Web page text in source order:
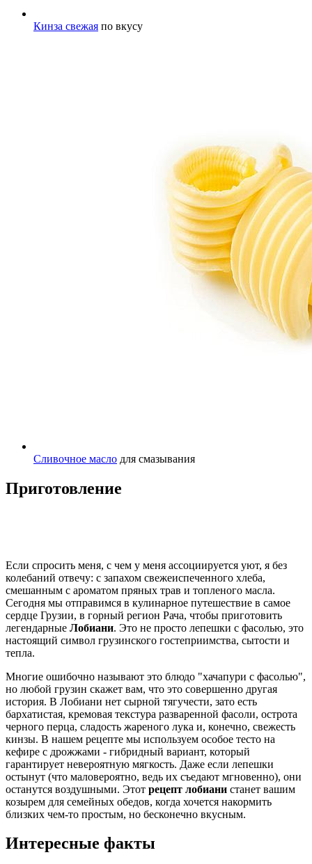
Кинза свежая по вкусу
Сливочное масло для смазывания
Приготовление
Если спросить меня, с чем у меня ассоциируется уют, я без
колебаний отвечу: с запахом свежеиспеченного хлеба,
смешанным с ароматом пряных трав и топленого масла.
Сегодня мы отправимся в кулинарное путешествие в самое
сердце Грузии, в горный регион Рача, чтобы приготовить
легендарные Лобиани. Это не просто лепешки с фасолью, это
настоящий символ грузинского гостеприимства, сытости и
тепла.
Многие ошибочно называют это блюдо "хачапури с фасолью",
но любой грузин скажет вам, что это совершенно другая
история. В Лобиани нет сырной тягучести, зато есть
бархатистая, кремовая текстура разваренной фасоли, острота
черного перца, сладость жареного лука и, конечно, свежесть
кинзы. В нашем рецепте мы используем особое тесто на
кефире с дрожжами - гибридный вариант, который
гарантирует невероятную мягкость. Даже если лепешки
остынут (что маловероятно, ведь их съедают мгновенно), они
останутся воздушными. Этот рецепт лобиани станет вашим
козырем для семейных обедов, когда хочется накормить
близких чем-то простым, но бесконечно вкусным.
Интересные факты